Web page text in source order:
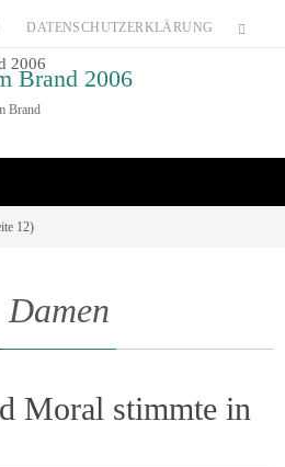
DATENSCHUTZERKLÄRUNG
Brand 2006
Brand
12)
Damen
Moral stimmte in